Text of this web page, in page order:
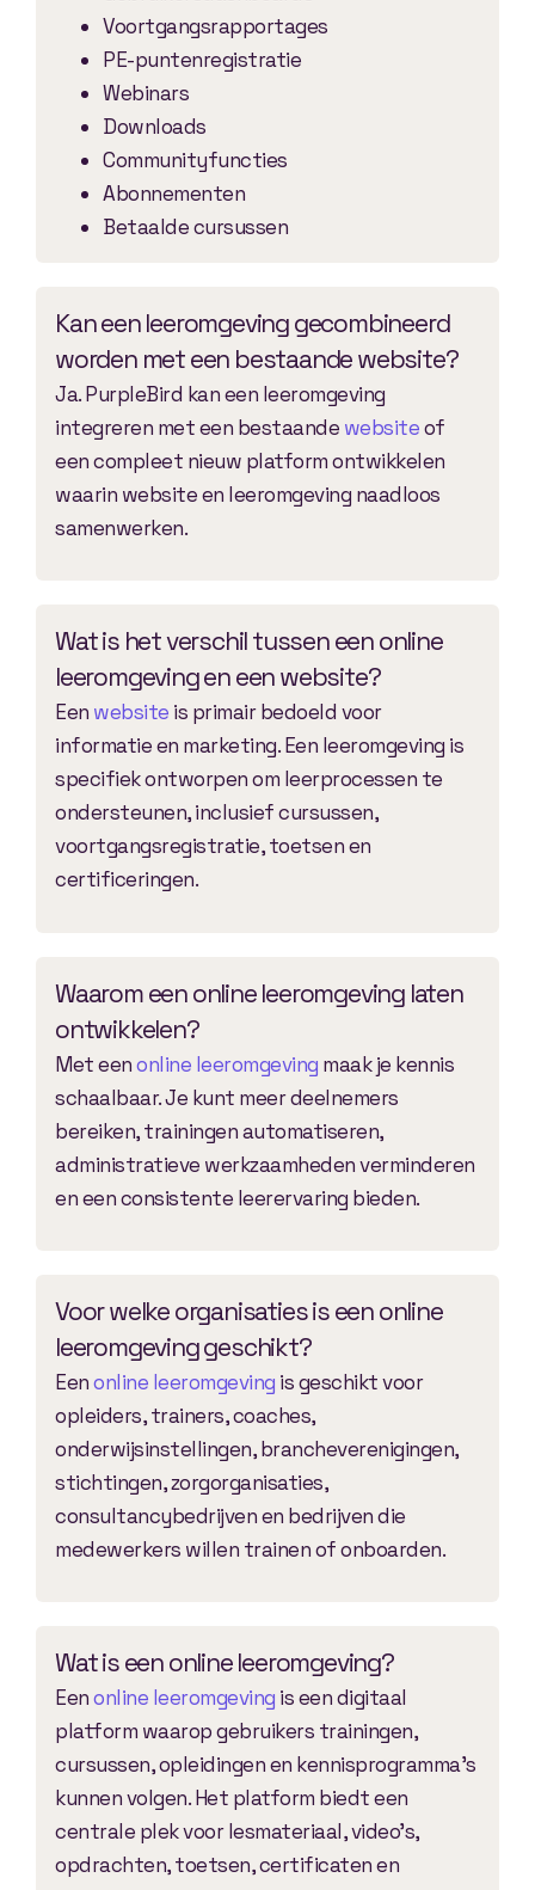
Voortgangsrapportages
PE-puntenregistratie
Webinars
Downloads
Communityfuncties
Abonnementen
Betaalde cursussen
Kan een leeromgeving gecombineerd
worden met een bestaande website?
Ja. PurpleBird kan een leeromgeving
integreren met een bestaande websiteof
een compleet nieuw platform ontwikkelen
waarin website en leeromgeving naadloos
samenwerken.
Wat is het verschil tussen een online
leeromgeving en een website?
Een website is primair bedoeld voor
informatie en marketing. Een leeromgeving is
specifiek ontworpen om leerprocessen te
ondersteunen, inclusief cursussen,
voortgangsregistratie, toetsen en
certificeringen.
Waarom een online leeromgeving laten
ontwikkelen?
Met eenonline leeromgeving maak je kennis
schaalbaar. Je kunt meer deelnemers
bereiken, trainingen automatiseren,
administratieve werkzaamheden verminderen
en een consistente leerervaring bieden.
Voor welke organisaties is een online
leeromgeving geschikt?
Eenonline leeromgeving is geschikt voor
opleiders, trainers, coaches,
onderwijsinstellingen, brancheverenigingen,
stichtingen, zorgorganisaties,
consultancybedrijven en bedrijven die
medewerkers willen trainen of onboarden.
Wat is een online leeromgeving?
Eenonline leeromgeving is een digitaal
platform waarop gebruikers trainingen,
cursussen, opleidingen en kennisprogramma’s
kunnen volgen. Het platform biedt een
centrale plek voor lesmateriaal, video’s,
opdrachten, toetsen, certificaten en